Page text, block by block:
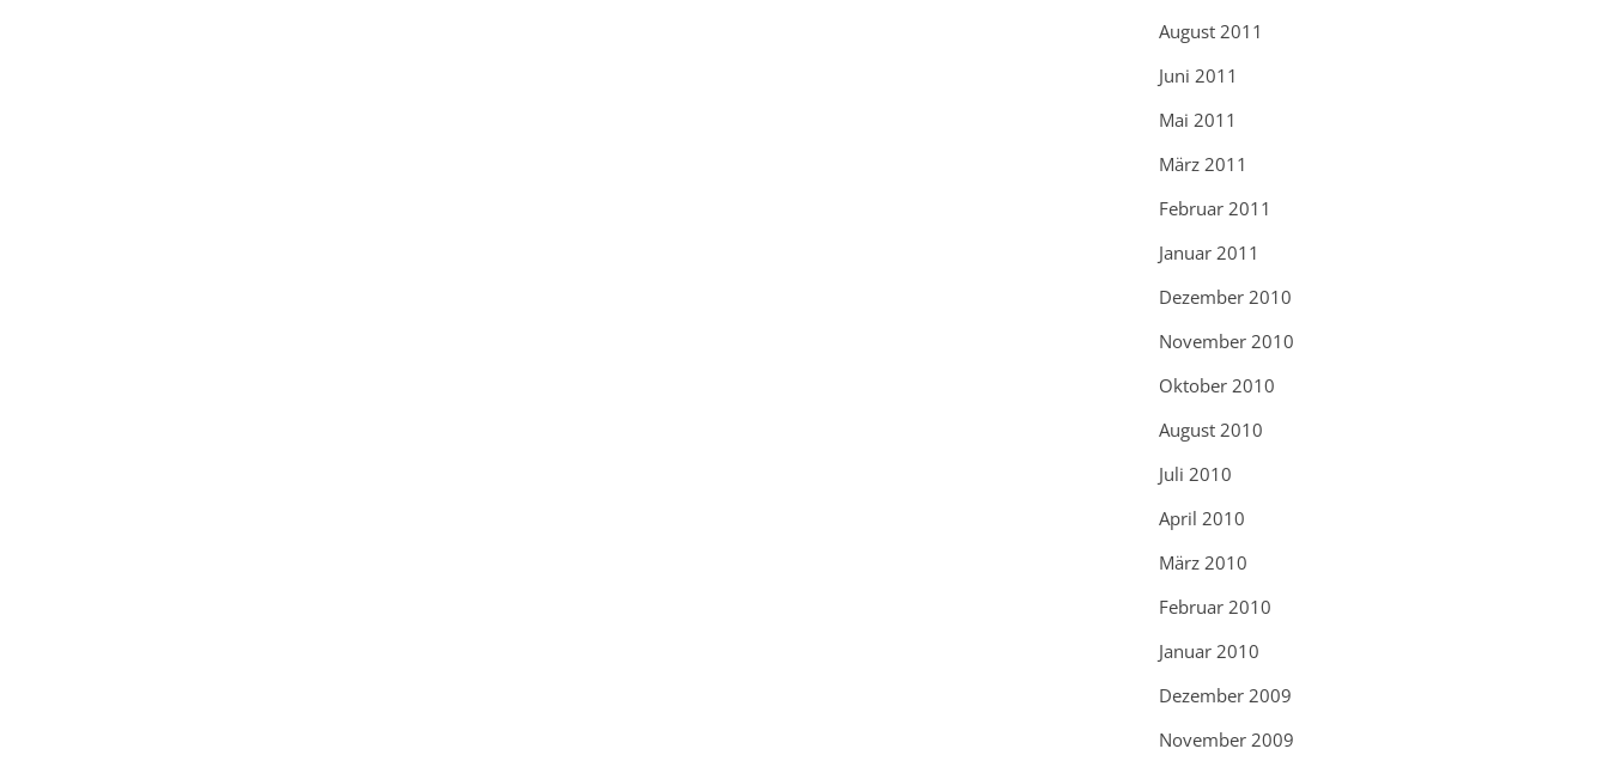
August 2011
Juni 2011
Mai 2011
März 2011
Februar 2011
Januar 2011
Dezember 2010
November 2010
Oktober 2010
August 2010
Juli 2010
April 2010
März 2010
Februar 2010
Januar 2010
Dezember 2009
November 2009